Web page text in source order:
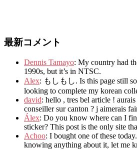
最新コメント
Dennis Tamayo: My country had
1990s, but it’s in NTSC.
Alex: もしもし. Is this page still
looking to complete my korean
david: hello , tres bel article ! aurais
conseiller sur canton ? j aimerais
Álex: Do you know where can I
sticker? This post is the only site
Achoo: I bought one of these
knowing anything about it, let me